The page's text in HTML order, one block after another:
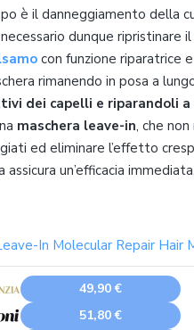
è il danneggiamento della
dunque
con funzione riparatrice
rimanendo in posa a
dei capelli e riparandoli
maschera leave-in, che
ed eliminare l’effetto
assicura un’efficacia
In Molecular Repair Hair
49,90 €
51,80 €